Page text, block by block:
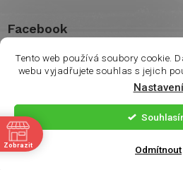
Tento web používá soubory cookie.
webu vyjadřujete souhlas s jejich
Nastavení
Odmítnout
Facebook
Vytvořil Shoptet |
Copyright 2026 shop Wasco.
Zobrazit